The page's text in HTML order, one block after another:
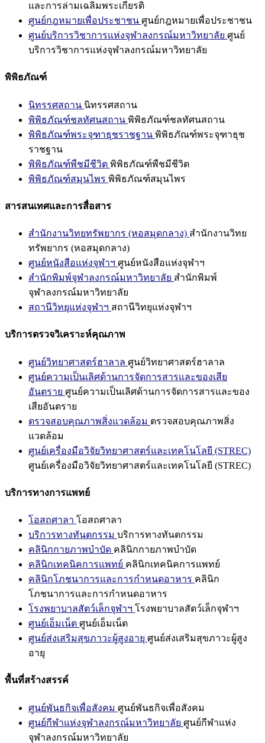
และการล่ามเฉลิมพระเกียรติ
ศูนย์กฎหมายเพื่อประชาชน ศูนย์กฎหมายเพื่อประชาชน
ศูนย์บริการวิชาการแห่งจุฬาลงกรณ์มหาวิทยาลัย ศูนย์
บริการวิชาการแห่งจุฬาลงกรณ์มหาวิทยาลัย
พิพิธภัณฑ์
นิทรรศสถาน นิทรรศสถาน
พิพิธภัณฑ์ชลทัศนสถาน พิพิธภัณฑ์ชลทัศนสถาน
พิพิธภัณฑ์พระจุฑาธุชราชฐาน พิพิธภัณฑ์พระจุฑาธุช
ราชฐาน
พิพิธภัณฑ์พืชมีชีวิต พิพิธภัณฑ์พืชมีชีวิต
พิพิธภัณฑ์สมุนไพร พิพิธภัณฑ์สมุนไพร
สารสนเทศและการสื่อสาร
สำนักงานวิทยทรัพยากร (หอสมุดกลาง) สำนักงานวิทย
ทรัพยากร (หอสมุดกลาง)
ศูนย์หนังสือแห่งจุฬาฯ ศูนย์หนังสือแห่งจุฬาฯ
สำนักพิมพ์จุฬาลงกรณ์มหาวิทยาลัย สำนักพิมพ์
จุฬาลงกรณ์มหาวิทยาลัย
สถานีวิทยุแห่งจุฬาฯ สถานีวิทยุแห่งจุฬาฯ
บริการตรวจวิเคราะห์คุณภาพ
ศูนย์วิทยาศาสตร์ฮาลาล ศูนย์วิทยาศาสตร์ฮาลาล
ศูนย์ความเป็นเลิศด้านการจัดการสารและของเสีย
อันตราย ศูนย์ความเป็นเลิศด้านการจัดการสารและของ
เสียอันตราย
ตรวจสอบคุณภาพสิ่งแวดล้อม ตรวจสอบคุณภาพสิ่ง
แวดล้อม
ศูนย์เครื่องมือวิจัยวิทยาศาสตร์และเทคโนโลยี (STREC)
ศูนย์เครื่องมือวิจัยวิทยาศาสตร์และเทคโนโลยี (STREC)
บริการทางการแพทย์
โอสถศาลา โอสถศาลา
บริการทางทันตกรรม บริการทางทันตกรรม
คลินิกกายภาพบำบัด คลินิกกายภาพบำบัด
คลินิกเทคนิคการแพทย์ คลินิกเทคนิคการแพทย์
คลินิกโภชนาการและการกำหนดอาหาร คลินิก
โภชนาการและการกำหนดอาหาร
โรงพยาบาลสัตว์เล็กจุฬาฯ โรงพยาบาลสัตว์เล็กจุฬาฯ
ศูนย์เอ็มเน็ต ศูนย์เอ็มเน็ต
ศูนย์ส่งเสริมสุขภาวะผู้สูงอายุ ศูนย์ส่งเสริมสุขภาวะผู้สูง
อายุ
พื้นที่สร้างสรรค์
ศูนย์พันธกิจเพื่อสังคม ศูนย์พันธกิจเพื่อสังคม
ศูนย์กีฬาแห่งจุฬาลงกรณ์มหาวิทยาลัย ศูนย์กีฬาแห่ง
จุฬาลงกรณ์มหาวิทยาลัย